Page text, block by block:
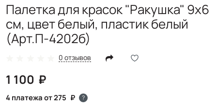
Палетка для красок "Ракушка" 9х6
см, цвет белый, пластик белый
(Арт.П-4202б)
0 отзывов
1 100
4 платежа от 275 ?